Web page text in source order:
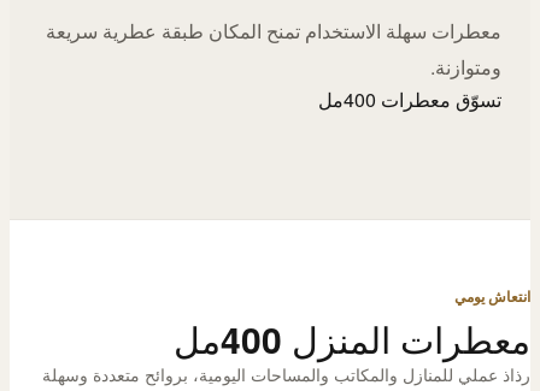
معطرات سهلة الاستخدام تمنح المكان طبقة عطرية سريعة
ومتوازنة.
تسوّق معطرات 400مل
انتعاش يومي
معطرات المنزل 400مل
رذاذ عملي للمنازل والمكاتب والمساحات اليومية، بروائح متعددة وسهلة